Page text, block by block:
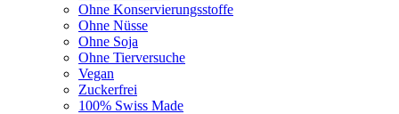
Ohne Konservierungsstoffe
Ohne Nüsse
Ohne Soja
Ohne Tierversuche
Vegan
Zuckerfrei
100% Swiss Made